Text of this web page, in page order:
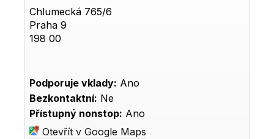
Chlumecká 765/6
Praha 9
198 00
Podporuje vklady: Ano
Bezkontaktní: Ne
Přístupný nonstop: Ano
Otevřít v Google Maps